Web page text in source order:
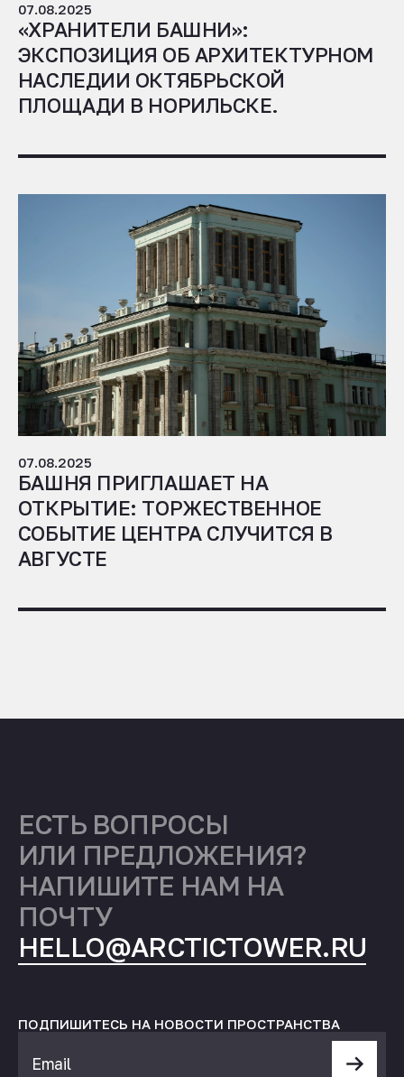
07.08.2025
«ХРАНИТЕЛИ БАШНИ»:
ЭКСПОЗИЦИЯ ОБ АРХИТЕКТУРНОМ
НАСЛЕДИИ ОКТЯБРЬСКОЙ
ПЛОЩАДИ В НОРИЛЬСКЕ.
07.08.2025
БАШНЯ ПРИГЛАШАЕТ НА
ОТКРЫТИЕ: ТОРЖЕСТВЕННОЕ
СОБЫТИЕ ЦЕНТРА СЛУЧИТСЯ В
АВГУСТЕ
ЕСТЬ ВОПРОСЫ
ИЛИ ПРЕДЛОЖЕНИЯ?
НАПИШИТЕ НАМ НА
ПОЧТУ
HELLO@ARCTICTOWER.RU
ПОДПИШИТЕСЬ НА НОВОСТИ ПРОСТРАНСТВА